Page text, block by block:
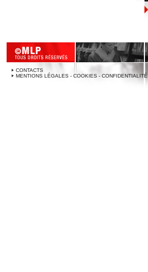
CONTACTS
MENTIONS LÉGALES - COOKIES - CONFIDENTIALITÉ